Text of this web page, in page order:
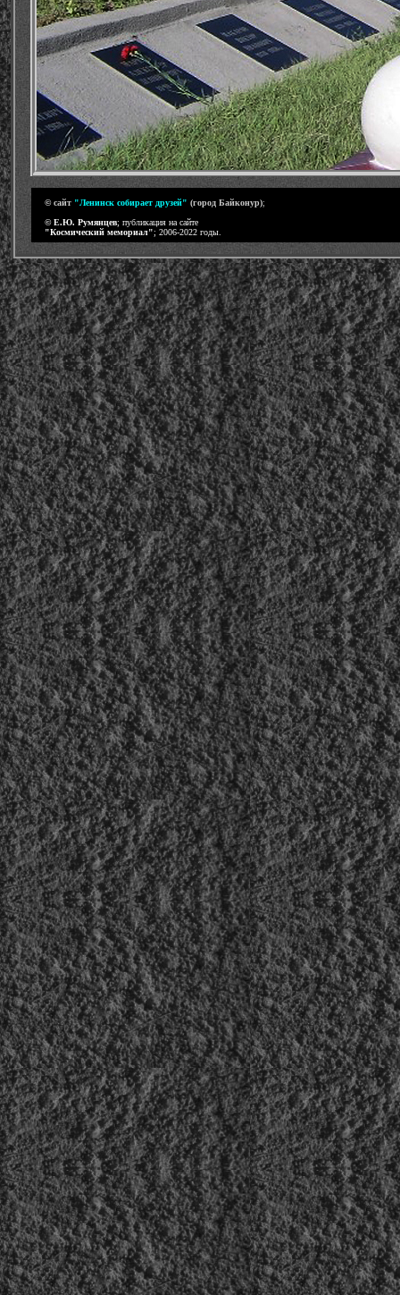
©сайт "Ленинск собирает друзей" (город Байконур);
©Е.Ю. Румянцев; публикация на сайте
"Космический мемориал"; 2006-2022 годы.